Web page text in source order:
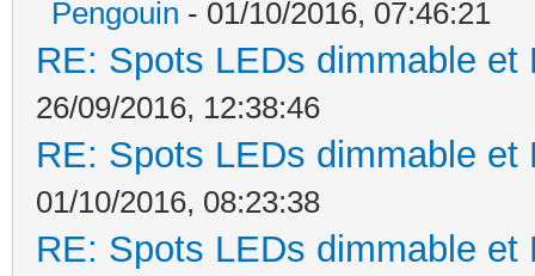
Pengouin - 01/10/2016, 07:46:21
RE: Spots LEDs dimmable
26/09/2016, 12:38:46
RE: Spots LEDs dimmable
01/10/2016, 08:23:38
RE: Spots LEDs dimmable